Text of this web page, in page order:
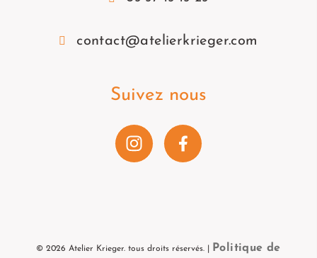
contact@atelierkrieger.com
Suivez nous
©2026 Atelier Krieger. tous droits réservés. | Politique de